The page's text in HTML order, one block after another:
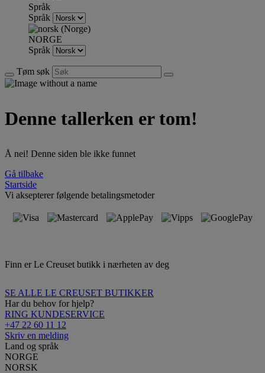
Språk
Språk
NORGE
Språk
Tøm søk
Denne tallerken er tom!
Å nei! Denne siden ble ikke funnet
Gå tilbake
Startside
Vi aksepterer følgende betalingsmetoder
Finn er Le Creuset butikk i nærheten av deg
SE ALLE LE CREUSET BUTIKKER
Har du behov for hjelp?
RING KUNDESERVICE
+47 22 60 11 12
Skriv en melding
Land og språk
NORGE
NORSK